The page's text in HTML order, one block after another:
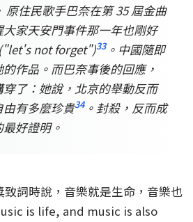
原住民歌手巴奈在第 35 屆金曲
家天安門事件那一年也剛好
not forget")33。中國隨即
作品。而巴奈事後的回應，
了：她說，北京的舉動反而
有多麼珍貴34。封殺，反而成
好證明。
詞時說，音樂就是生命，音樂也
is life, and music is also